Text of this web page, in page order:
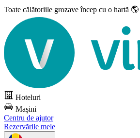
Toate călătoriile grozaveîncep cu o hartă 🌎
Hoteluri
Mașini
Centru de ajutor
Rezervările mele